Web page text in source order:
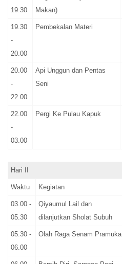
19.30
Makan)
19.30
-
20.00
Pembekalan Materi
20.00
-
22.00
Api Unggun dan Pentas
Seni
22.00
-
03.00
Pergi Ke Pulau Kapuk
Hari II
Waktu Kegiatan
03.00 -
05.30
Qiyaumul Lail dan
dilanjutkan Sholat Subuh
05.30 -
06.00
Olah Raga Senam Pramuka